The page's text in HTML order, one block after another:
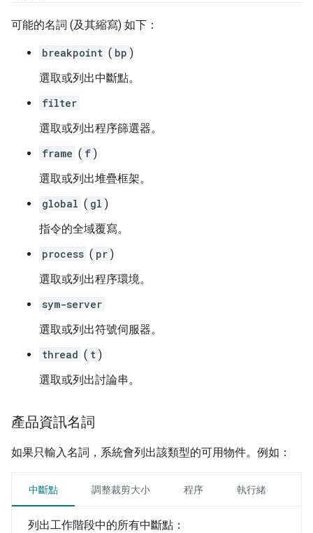
可能的名詞 (及其縮寫) 如下：
breakpoint ( bp )
選取或列出中斷點。
filter
選取或列出程序篩選器。
frame ( f )
選取或列出堆疊框架。
global ( gl )
指令的全域覆寫。
process ( pr )
選取或列出程序環境。
sym-server
選取或列出符號伺服器。
thread ( t )
選取或列出討論串。
產品資訊名詞
如果只輸入名詞，系統會列出該類型的可用物件。例如：
中斷點 調整裁剪大小 程序 執行緒
列出工作階段中的所有中斷點：